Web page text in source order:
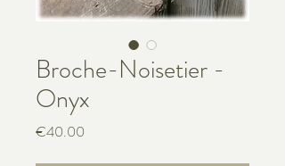
Broche-Noisetier -
Onyx
€40.00